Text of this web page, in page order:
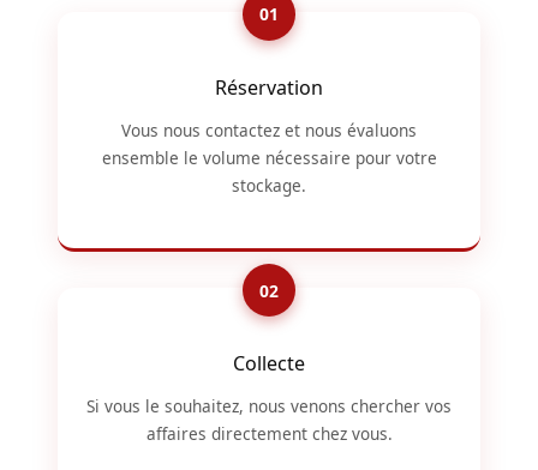
Réservation
Vous nous contactez et nous évaluons
ensemble le volume nécessaire pour votre
stockage.
Collecte
Si vous le souhaitez, nous venons chercher vos
affaires directement chez vous.